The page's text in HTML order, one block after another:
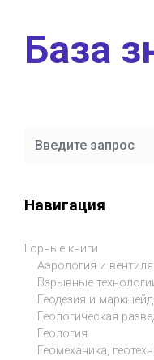
База
Навигация
Горные книги
Аэрология и
Взрывные
Геодезия и
Геологическая
Геология
Геомеханика,